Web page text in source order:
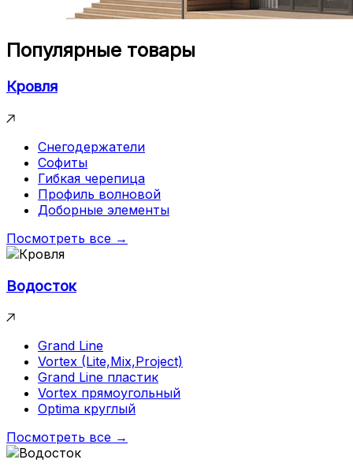
Популярные товары
Кровля
Снегодержатели
Софиты
Гибкая черепица
Профиль волновой
Доборные элементы
Посмотреть все →
Водосток
Grand Line
Vortex (Lite,Mix,Project)
Grand Line пластик
Vortex прямоугольный
Optima круглый
Посмотреть все →